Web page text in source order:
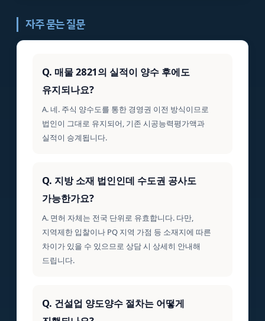
자주 묻는 질문
Q. 매물 2821의 실적이 양수 후에도
유지되나요?
A. 네. 주식 양수도를 통한 경영권 이전 방식이므로
법인이 그대로 유지되어, 기존 시공능력평가액과
실적이 승계됩니다.
Q. 지방 소재 법인인데 수도권 공사도
가능한가요?
A. 면허 자체는 전국 단위로 유효합니다. 다만,
지역제한 입찰이나 PQ 지역 가점 등 소재지에 따른
차이가 있을 수 있으므로 상담 시 상세히 안내해
드립니다.
Q. 건설업 양도양수 절차는 어떻게